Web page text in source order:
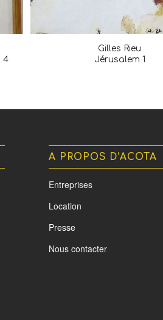
4
Gilles Rieu
Jérusalem 1
A PROPOS D’ACOTA
Entreprises
Location
Presse
Nous contacter